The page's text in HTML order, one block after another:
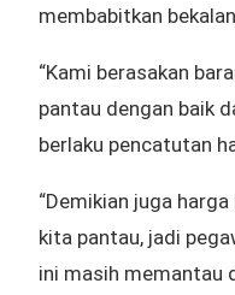
membabitkan
“Kami berasakan
pantau dengan baik
berlaku pencatutan
“Demikian juga
kita pantau, jadi
ini masih memantau